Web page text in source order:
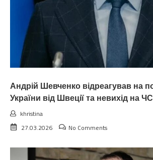
Андрій Шевченко відреагував на
України від Швеції та невихід на
khristina
27.03.2026
No Comments